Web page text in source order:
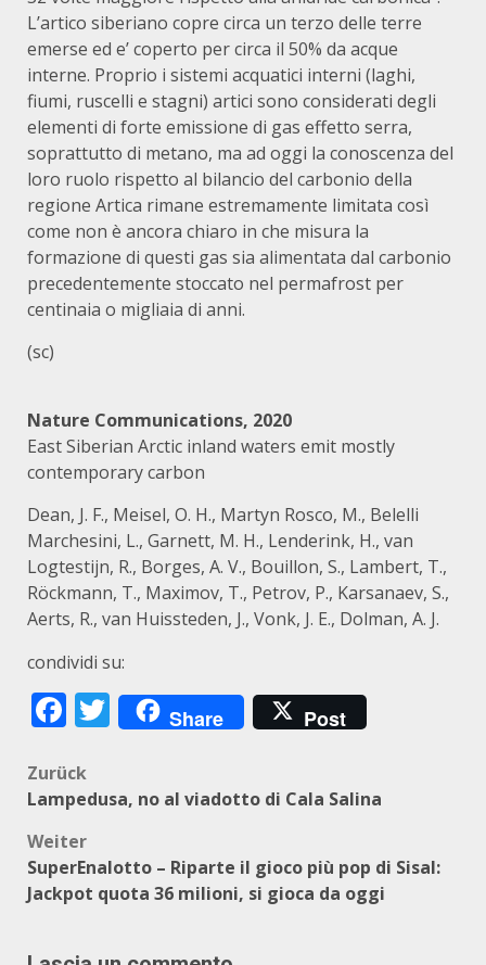
L’artico siberiano copre circa un terzo delle terre
emerse ed e’ coperto per circa il 50% da acque
interne. Proprio i sistemi acquatici interni (laghi,
fiumi, ruscelli e stagni) artici sono considerati degli
elementi di forte emissione di gas effetto serra,
soprattutto di metano, ma ad oggi la conoscenza del
loro ruolo rispetto al bilancio del carbonio della
regione Artica rimane estremamente limitata così
come non è ancora chiaro in che misura la
formazione di questi gas sia alimentata dal carbonio
precedentemente stoccato nel permafrost per
centinaia o migliaia di anni.
(sc)
Nature Communications, 2020
East Siberian Arctic inland waters emit mostly
contemporary carbon
Dean, J. F., Meisel, O. H., Martyn Rosco, M., Belelli
Marchesini, L., Garnett, M. H., Lenderink, H., van
Logtestijn, R., Borges, A. V., Bouillon, S., Lambert, T.,
Röckmann, T., Maximov, T., Petrov, P., Karsanaev, S.,
Aerts, R., van Huissteden, J., Vonk, J. E., Dolman, A. J.
condividi su:
Facebook
Twitter
Share Post
Beitragsnavigation
Zurück
Lampedusa, no al viadotto di Cala Salina
Weiter
SuperEnalotto – Riparte il gioco più pop di Sisal:
Jackpot quota 36 milioni, si gioca da oggi